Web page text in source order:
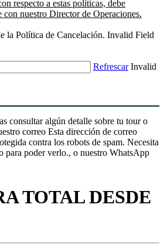
respecto a estas políticas, debe
con nuestro Director de Operaciones.
la Política de Cancelación. Invalid Field
Refrescar Invalid
consultar algún detalle sobre tu tour o
correo Esta dirección de correo
contra los robots de spam. Necesita
para poder verlo., o nuestro WhatsApp
TOTAL DESDE